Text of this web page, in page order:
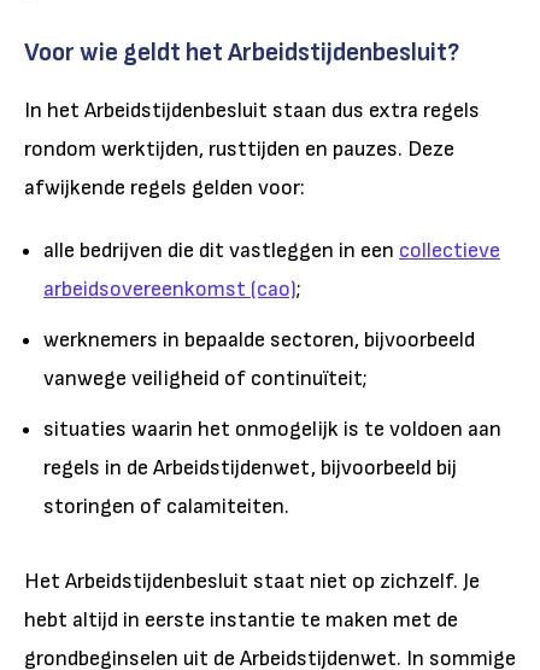
Voor wie geldt het Arbeidstijdenbesluit?
In het Arbeidstijdenbesluit staan dus extra regels
rondom werktijden, rusttijden en pauzes. Deze
afwijkende regels gelden voor:
alle bedrijven die dit vastleggen in een collectieve
arbeidsovereenkomst (cao);
werknemers in bepaalde sectoren, bijvoorbeeld
vanwege veiligheid of continuïteit;
situaties waarin het onmogelijk is te voldoen aan
regels in de Arbeidstijdenwet, bijvoorbeeld bij
storingen of calamiteiten.
Het Arbeidstijdenbesluit staat niet op zichzelf. Je
hebt altijd in eerste instantie te maken met de
grondbeginselen uit de Arbeidstijdenwet. In sommige